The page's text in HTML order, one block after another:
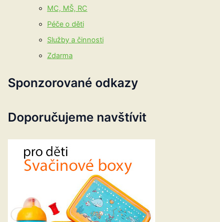
MC, MŠ, RC
Péče o děti
Služby a činnosti
Zdarma
Sponzorované odkazy
Doporučujeme navštívit